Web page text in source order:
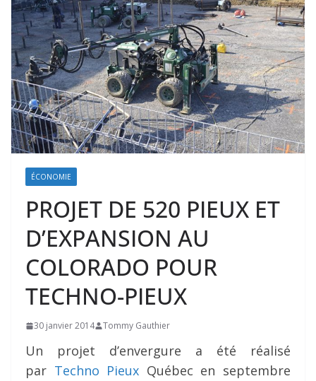
ÉCONOMIE
PROJET DE 520 PIEUX ET
D’EXPANSION AU
COLORADO POUR
TECHNO-PIEUX
30 janvier 2014 Tommy Gauthier
Un projet d’envergure a été réalisé
par Techno Pieux Québec en septembre